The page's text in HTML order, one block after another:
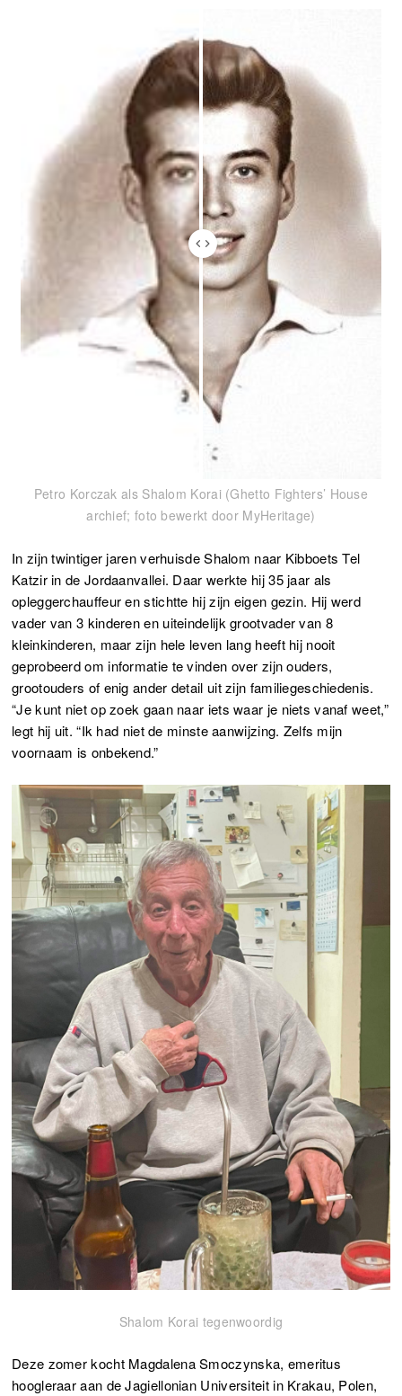
Petro Korczak als Shalom Korai (Ghetto Fighters’ House
archief; foto bewerkt door MyHeritage)
In zijn twintiger jaren verhuisde Shalom naar Kibboets Tel
Katzir in de Jordaanvallei. Daar werkte hij 35 jaar als
opleggerchauffeur en stichtte hij zijn eigen gezin. Hij werd
vader van 3 kinderen en uiteindelijk grootvader van 8
kleinkinderen, maar zijn hele leven lang heeft hij nooit
geprobeerd om informatie te vinden over zijn ouders,
grootouders of enig ander detail uit zijn familiegeschiedenis.
“Je kunt niet op zoek gaan naar iets waar je niets vanaf weet,”
legt hij uit. “Ik had niet de minste aanwijzing. Zelfs mijn
voornaam is onbekend.”
Shalom Korai tegenwoordig
Deze zomer kocht Magdalena Smoczynska, emeritus
hoogleraar aan de Jagiellonian Universiteit in Krakau, Polen,